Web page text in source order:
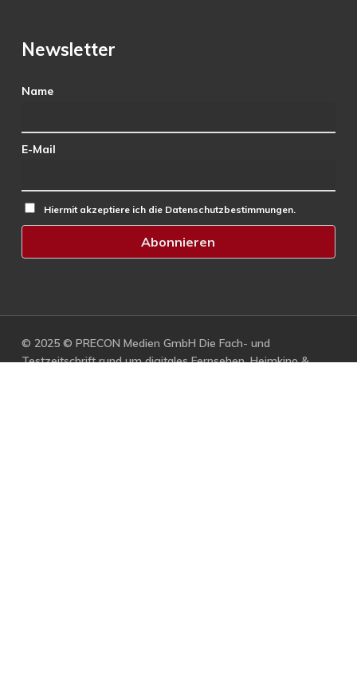
Newsletter
Name
E-Mail
Hiermit akzeptiere ich die Datenschutzbestimmungen.
© 2025 © PRECON Medien GmbH Die Fach- und
Testzeitschrift rund um digitales Fernsehen, Heimkino &